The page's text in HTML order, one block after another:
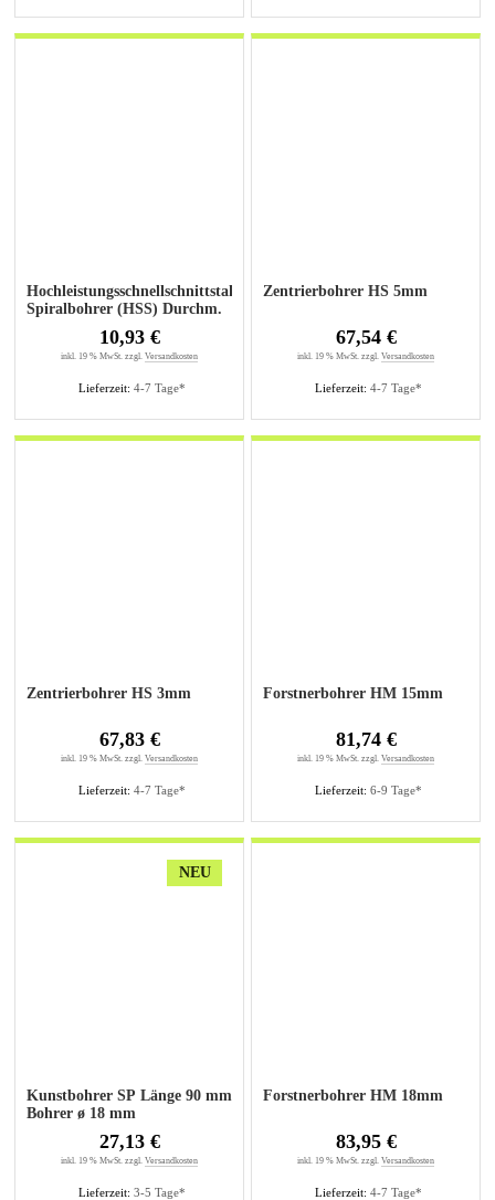
Hochleistungsschnellschnittstahl-
Spiralbohrer (HSS) Durchm.
Lieferzeit: 4-7 Tage*
10,93 €
inkl. 19 % MwSt. zzgl. Versandkosten
Zentrierbohrer HS 5mm
Lieferzeit: 4-7 Tage*
67,54 €
inkl. 19 % MwSt. zzgl. Versandkosten
Zentrierbohrer HS 3mm
Lieferzeit: 4-7 Tage*
67,83 €
inkl. 19 % MwSt. zzgl. Versandkosten
Forstnerbohrer HM 15mm
Lieferzeit: 6-9 Tage*
81,74 €
inkl. 19 % MwSt. zzgl. Versandkosten
NEU
Kunstbohrer SP Länge 90 mm
Bohrer ø 18 mm
Lieferzeit: 3-5 Tage*
27,13 €
inkl. 19 % MwSt. zzgl. Versandkosten
Forstnerbohrer HM 18mm
Lieferzeit: 4-7 Tage*
83,95 €
inkl. 19 % MwSt. zzgl. Versandkosten